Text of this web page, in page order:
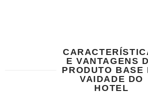
E VANTAGENS
PRODUTO BASE
VAIDADE DO
HOTEL